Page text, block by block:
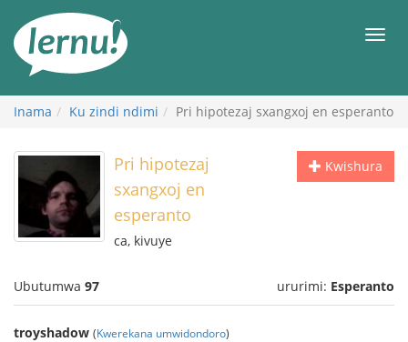
rupapuro
rw'ibirimwo
Inama Ku zindi ndimi Pri hipotezaj sxangxoj en esperanto
Kwishura
Pri hipotezaj
sxangxoj en
esperanto
ca, kivuye
Ubutumwa 97 ururimi: Esperanto
troyshadow (Kwerekana umwidondoro)